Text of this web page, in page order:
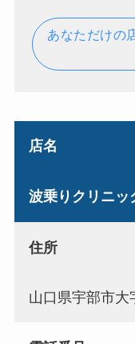
あなただけの
店名
波乗りクリニッ
住所
山口県宇部市大